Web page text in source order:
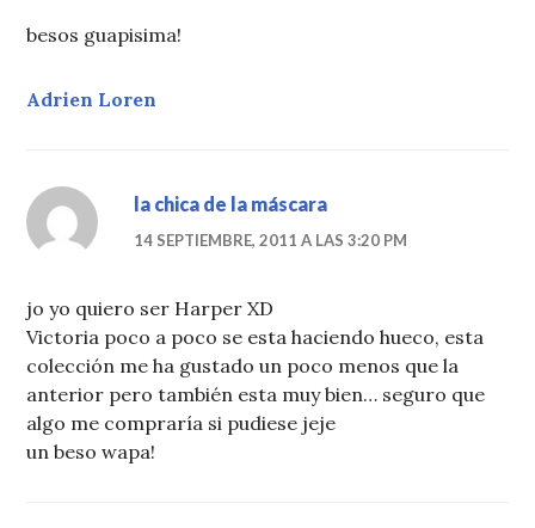
besos guapisima!
Adrien Loren
la chica de la máscara
14 SEPTIEMBRE, 2011 A LAS 3:20 PM
jo yo quiero ser Harper XD
Victoria poco a poco se esta haciendo hueco, esta
colección me ha gustado un poco menos que la
anterior pero también esta muy bien… seguro que
algo me compraría si pudiese jeje
un beso wapa!